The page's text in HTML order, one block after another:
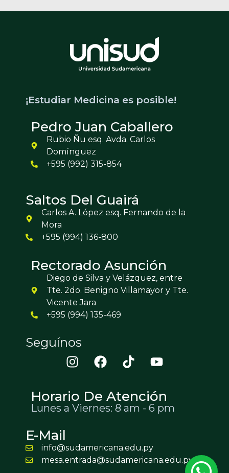
¡Estudiar Medicina es posible!
Pedro Juan Caballero
Rubio Ñu esq. Avda. Carlos
Domínguez
+595 (992) 315-854
Saltos Del Guairá
Carlos A. López esq. Fernando de la
Mora
+595 (994) 136-800
Rectorado Asunción
Diego de Silva y Velázquez, entre
Tte. 2do. Benigno Villamayor y Tte.
Vicente Jara
+595 (994) 135-469
Seguínos
Horario De Atención
Lunes a Viernes: 8 am - 6 pm
E-Mail
info@sudamericana.edu.py
mesa.entrada@sudamericana.edu.py